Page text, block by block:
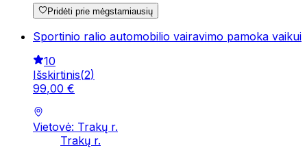
Pridėti prie mėgstamiausių
Sportinio ralio automobilio vairavimo pamoka vaikui
10
Išskirtinis(2)
99,00 €
Vietovė: Trakų r.
Trakų r.